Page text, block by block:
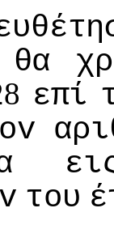
θα
επί
τoυ